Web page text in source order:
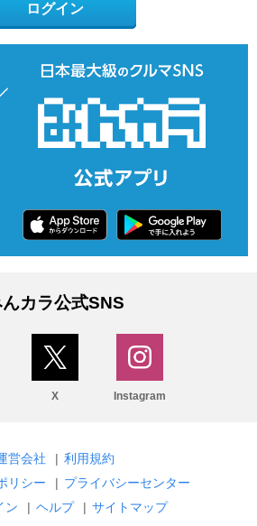
ログイン
カラ公式SNS
X Instagram
営会社 | 利用規約
リシー
| プライバシーセンター
ン
| ヘルプ | サイトマップ